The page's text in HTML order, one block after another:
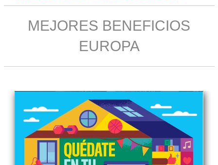
MEJORES BENEFICIOS
EUROPA